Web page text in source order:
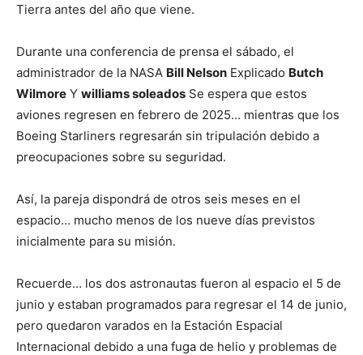
Tierra antes del año que viene.
Durante una conferencia de prensa el sábado, el
administrador de la NASA Bill Nelson Explicado Butch
Wilmore Y williams soleados Se espera que estos
aviones regresen en febrero de 2025… mientras que los
Boeing Starliners regresarán sin tripulación debido a
preocupaciones sobre su seguridad.
Así, la pareja dispondrá de otros seis meses en el
espacio… mucho menos de los nueve días previstos
inicialmente para su misión.
Recuerde… los dos astronautas fueron al espacio el 5 de
junio y estaban programados para regresar el 14 de junio,
pero quedaron varados en la Estación Espacial
Internacional debido a una fuga de helio y problemas de